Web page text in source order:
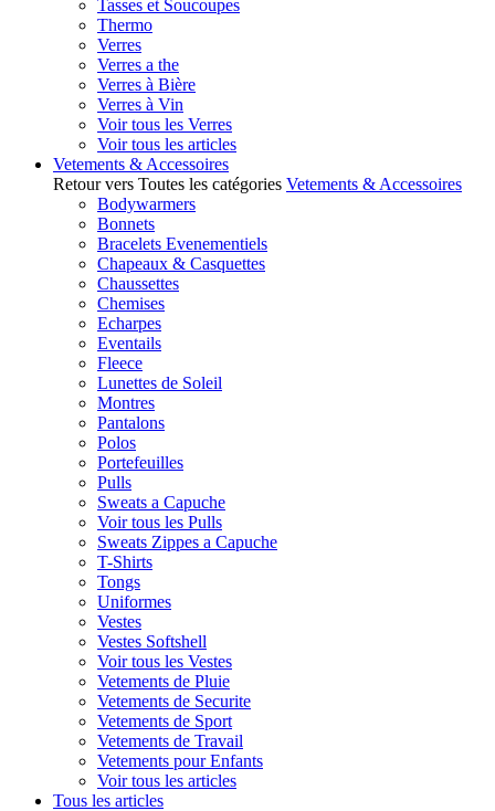
Tasses et Soucoupes
Thermo
Verres
Verres a the
Verres à Bière
Verres à Vin
Voir tous les Verres
Voir tous les articles
Vetements & Accessoires
Retour vers Toutes les catégories Vetements & Accessoires
Bodywarmers
Bonnets
Bracelets Evenementiels
Chapeaux & Casquettes
Chaussettes
Chemises
Echarpes
Eventails
Fleece
Lunettes de Soleil
Montres
Pantalons
Polos
Portefeuilles
Pulls
Sweats a Capuche
Voir tous les Pulls
Sweats Zippes a Capuche
T-Shirts
Tongs
Uniformes
Vestes
Vestes Softshell
Voir tous les Vestes
Vetements de Pluie
Vetements de Securite
Vetements de Sport
Vetements de Travail
Vetements pour Enfants
Voir tous les articles
Tous les articles